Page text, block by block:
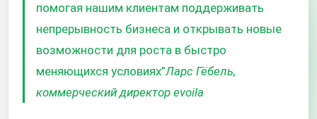
помогая нашим клиентам поддерживать
непрерывность бизнеса и открывать новые
возможности для роста в быстро
меняющихся условиях”Ларс Гёбель,
коммерческий директор evoila